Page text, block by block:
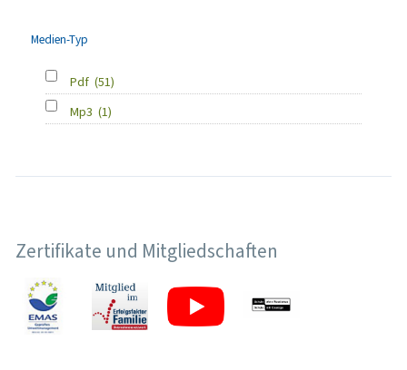
Medien-Typ
Pdf (51)
Mp3 (1)
Zertifikate und Mitgliedschaften